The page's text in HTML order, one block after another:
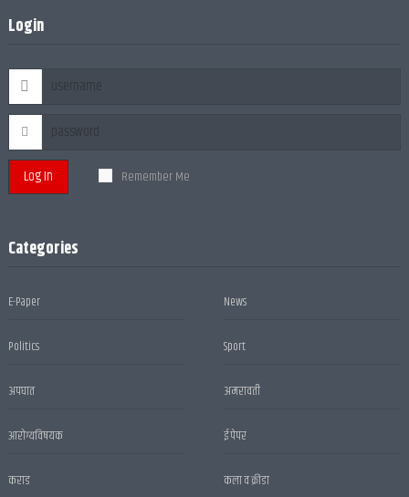
Login
Log In Remember Me
Categories
E-Paper News
Politics Sport
अपघात अमरावती
आरोग्यविषयक ई पेपर
कराड कला व क्रीडा